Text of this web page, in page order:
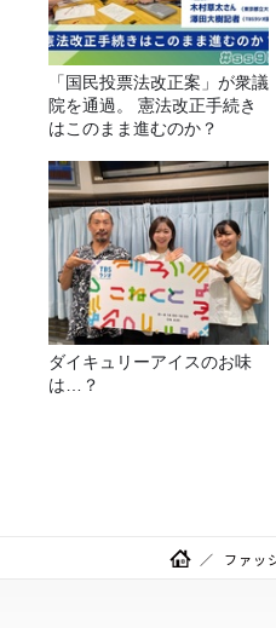
「国民投票法改正案」が衆議
院を通過。 憲法改正手続き
はこのまま進むのか？
ダイキュリーアイスのお味
は…？
ファッ